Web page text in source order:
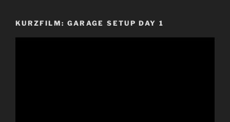
KURZFILM: GARAGE SETUP DAY 1